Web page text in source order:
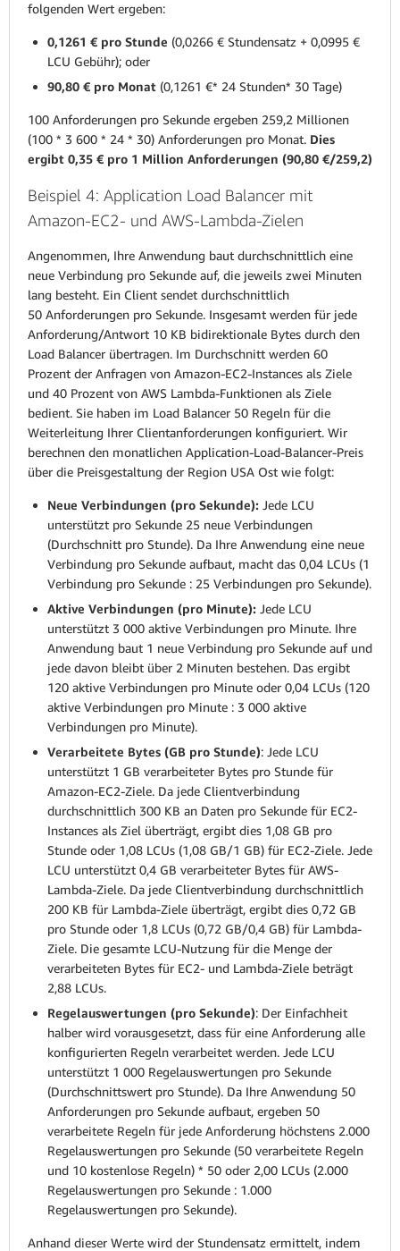
folgenden Wert ergeben:
0,1261 € pro Stunde (0,0266 € Stundensatz + 0,0995 €
LCU Gebühr); oder
90,80 € pro Monat (0,1261 €* 24 Stunden* 30 Tage)
100 Anforderungen pro Sekunde ergeben 259,2 Millionen
(100 * 3 600 * 24 * 30) Anforderungen pro Monat. Dies
ergibt 0,35 € pro 1 Million Anforderungen (90,80 €/259,2)
Beispiel 4: Application Load Balancer mit
Amazon-EC2- und AWS-Lambda-Zielen
Angenommen, Ihre Anwendung baut durchschnittlich eine
neue Verbindung pro Sekunde auf, die jeweils zwei Minuten
lang besteht. Ein Client sendet durchschnittlich
50 Anforderungen pro Sekunde. Insgesamt werden für jede
Anforderung/Antwort 10 KB bidirektionale Bytes durch den
Load Balancer übertragen. Im Durchschnitt werden 60
Prozent der Anfragen von Amazon-EC2-Instances als Ziele
und 40 Prozent von AWS Lambda-Funktionen als Ziele
bedient. Sie haben im Load Balancer 50 Regeln für die
Weiterleitung Ihrer Clientanforderungen konfiguriert. Wir
berechnen den monatlichen Application-Load-Balancer-Preis
über die Preisgestaltung der Region USA Ost wie folgt:
Neue Verbindungen (pro Sekunde): Jede LCU
unterstützt pro Sekunde 25 neue Verbindungen
(Durchschnitt pro Stunde). Da Ihre Anwendung eine neue
Verbindung pro Sekunde aufbaut, macht das 0,04 LCUs (1
Verbindung pro Sekunde : 25 Verbindungen pro Sekunde).
Aktive Verbindungen (pro Minute): Jede LCU
unterstützt 3 000 aktive Verbindungen pro Minute. Ihre
Anwendung baut 1 neue Verbindung pro Sekunde auf und
jede davon bleibt über 2 Minuten bestehen. Das ergibt
120 aktive Verbindungen pro Minute oder 0,04 LCUs (120
aktive Verbindungen pro Minute : 3 000 aktive
Verbindungen pro Minute).
Verarbeitete Bytes (GB pro Stunde): Jede LCU
unterstützt 1 GB verarbeiteter Bytes pro Stunde für
Amazon-EC2-Ziele. Da jede Clientverbindung
durchschnittlich 300 KB an Daten pro Sekunde für EC2-
Instances als Ziel überträgt, ergibt dies 1,08 GB pro
Stunde oder 1,08 LCUs (1,08 GB/1 GB) für EC2-Ziele. Jede
LCU unterstützt 0,4 GB verarbeiteter Bytes für AWS-
Lambda-Ziele. Da jede Clientverbindung durchschnittlich
200 KB für Lambda-Ziele überträgt, ergibt dies 0,72 GB
pro Stunde oder 1,8 LCUs (0,72 GB/0,4 GB) für Lambda-
Ziele. Die gesamte LCU-Nutzung für die Menge der
verarbeiteten Bytes für EC2- und Lambda-Ziele beträgt
2,88 LCUs.
Regelauswertungen (pro Sekunde): Der Einfachheit
halber wird vorausgesetzt, dass für eine Anforderung alle
konfigurierten Regeln verarbeitet werden. Jede LCU
unterstützt 1 000 Regelauswertungen pro Sekunde
(Durchschnittswert pro Stunde). Da Ihre Anwendung 50
Anforderungen pro Sekunde aufbaut, ergeben 50
verarbeitete Regeln für jede Anforderung höchstens 2.000
Regelauswertungen pro Sekunde (50 verarbeitete Regeln
und 10 kostenlose Regeln) * 50 oder 2,00 LCUs (2.000
Regelauswertungen pro Sekunde : 1.000
Regelauswertungen pro Sekunde).
Anhand dieser Werte wird der Stundensatz ermittelt, indem